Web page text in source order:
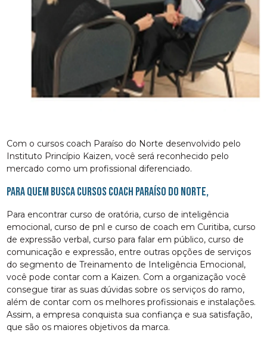
Com o cursos coach Paraíso do Norte desenvolvido pelo
Instituto Princípio Kaizen, você será reconhecido pelo
mercado como um profissional diferenciado.
Para quem busca cursos coach Paraíso do Norte,
Para encontrar curso de oratória, curso de inteligência
emocional, curso de pnl e curso de coach em Curitiba, curso
de expressão verbal, curso para falar em público, curso de
comunicação e expressão, entre outras opções de serviços
do segmento de Treinamento de Inteligência Emocional,
você pode contar com a Kaizen. Com a organização você
consegue tirar as suas dúvidas sobre os serviços do ramo,
além de contar com os melhores profissionais e instalações.
Assim, a empresa conquista sua confiança e sua satisfação,
que são os maiores objetivos da marca.